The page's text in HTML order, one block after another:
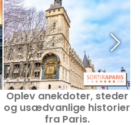
Oplev anekdoter, steder
og usædvanlige historier
fra Paris.